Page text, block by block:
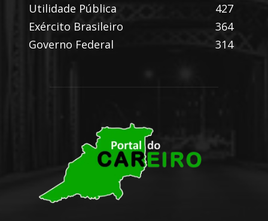
Utilidade Pública
427
Exército Brasileiro
364
Governo Federal
314